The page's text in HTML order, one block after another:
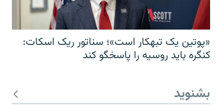
«پوتین یک تبهکار است»؛ سناتور ریک اسکات:
کنگره باید روسیه را پاسخگو کند
بشنوید